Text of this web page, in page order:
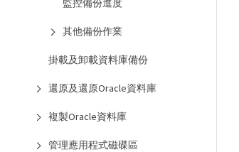
監控備份進度
其他備份作業
掛載及卸載資料庫備份
還原及還原Oracle資料庫
複製Oracle資料庫
管理應用程式磁碟區